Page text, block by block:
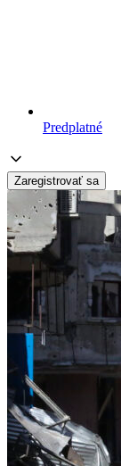
Predplatné
Zaregistrovať sa